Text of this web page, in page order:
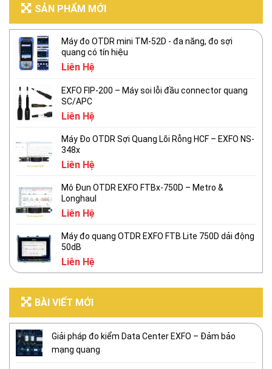
SẢN PHẨM MỚI
Máy đo OTDR mini TM-52D - đa năng, đo sợi
quang có tín hiệu
Liên Hệ
EXFO FIP-200 – Máy soi lỗi đầu connector quang
SC/APC
Liên Hệ
Máy Đo OTDR Sợi Quang Lõi Rỗng HCF – EXFO NS-
348x
Liên Hệ
Mô Đun OTDR EXFO FTBx-750D – Metro &
Longhaul
Liên Hệ
Máy đo quang OTDR EXFO FTB Lite 750D dải động
50dB
Liên Hệ
BÀI VIẾT MỚI
Giải pháp đo kiểm Data Center EXFO – Đảm bảo
mạng quang